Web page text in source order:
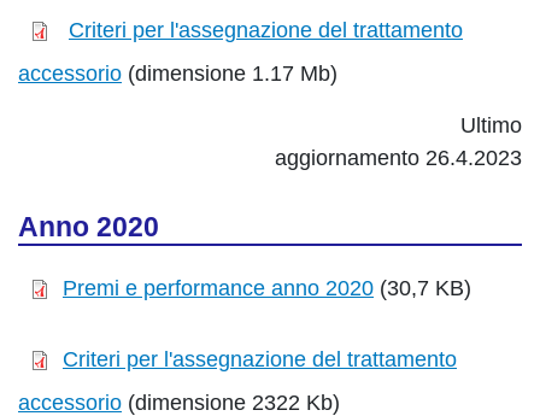
Criteri per l'assegnazione del trattamento
accessorio (dimensione 1.17 Mb)
Ultimo
aggiornamento 26.4.2023
Anno 2020
Premi e performance anno 2020 (30,7 KB)
Criteri per l'assegnazione del trattamento
accessorio (dimensione 2322 Kb)